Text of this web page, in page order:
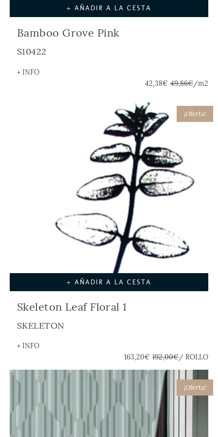
+ AÑADIR A LA CESTA
Bamboo Grove Pink
S10422
+ INFO
42,38€ 49,86€/m2
¡Oferta!
+ AÑADIR A LA CESTA
Skeleton Leaf Floral 1
SKELETON
+ INFO
163,20€ 192,00€/ ROLLO
¡Oferta!